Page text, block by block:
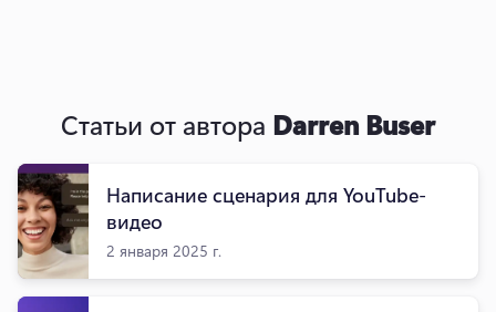
Статьи от автора Darren Buser
Написание сценария для YouTube-
видео
2 января 2025 г.